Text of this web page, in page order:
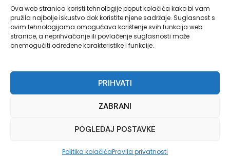
Ova web stranica koristi tehnologije poput kolačića kako bi vam
pružila najbolje iskustvo dok koristite njene sadržaje. Suglasnost s
ovim tehnologijama omogućava korištenje svih funkcija web
stranice, a neprihvaćanje ili povlačenje suglasnosti može
onemogućiti određene karakteristike i funkcije.
PRIHVATI
ZABRANI
POGLEDAJ POSTAVKE
Politika kolačićaPravila privatnosti
Duhovna obnova u sjeni hrastova
Opći uvjeti korištenja
djelatnika - Sva prava pridržana.